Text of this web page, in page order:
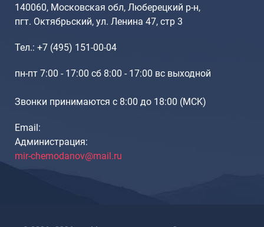
140060, Московская обл, Люберецкий р-н,
пгт. Октябрьский, ул. Ленина 47, стр 3
Тел.: +7 (495) 151-00-04
пн-пт 7:00 - 17:00 сб 8:00 - 17:00 вс выходной
Звонки принимаются с 8:00 до 18:00 (МCK)
Email:
Администрация:
mir-chemodanov@mail.ru